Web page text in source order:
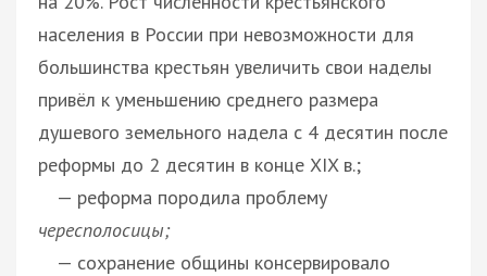
населения в России при невозможности для
большинства крестьян увеличить свои наделы
привёл к уменьшению среднего размера
душевого земельного надела с 4 десятин после
реформы до 2 десятин в конце XIX в.;
— реформа породила проблему
чересполосицы;
— сохранение общины консервировало